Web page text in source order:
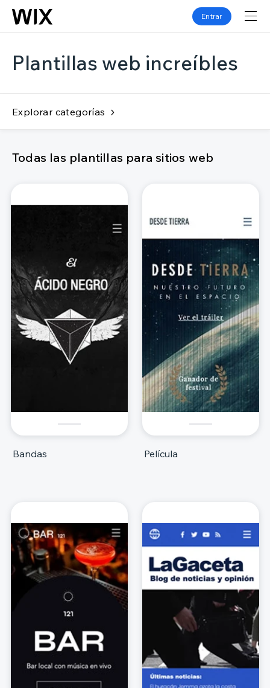
Entrar
Plantillas web increíbles
Explorar categorías
Todas las plantillas para sitios web
Bandas Película